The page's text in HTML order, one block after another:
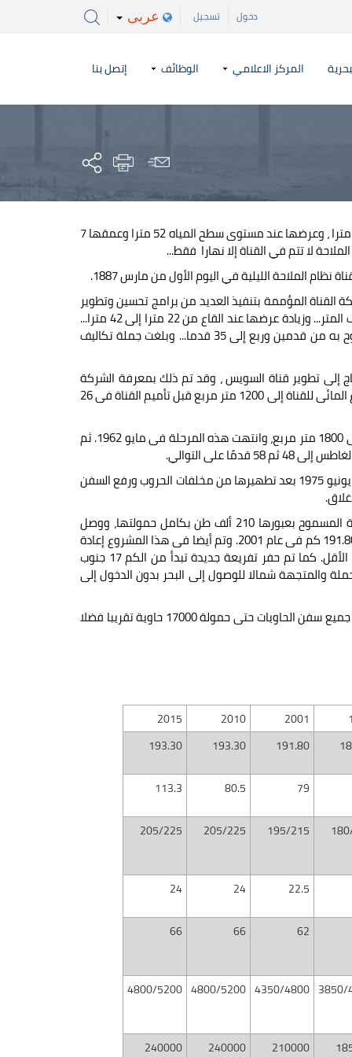
عربى دخول تسجيل
المركز الاعلامي الوظائف إتصل بنا
عند افتتاح القناة للملاحة في السابع عشر من نوفمبر عام 1869 ، كان طولها 164 كيلو مترا ، وعرضها عند مستوى سطح المياه 52 مترا وعمقها 7
القناة الأولى وقيام مصر بتأميمها في عام 1956 قامت شركة القناة المؤممة بتنفيذ العديد من برامج تحسين وتطوير
قناة السويس... وكان من نتائج هذه المشروعات... زيادة عمق القناة إلى 13 مترا ونصف المتر... وزيادة عرضها عند القاع من 22 مترا إلى 42 مترا...
وزيادة القطاع المائي من 304 أمتار مربعة إلى 1250 مترا مربعا... والغاطس المسموح به من قدمين وربع إلى 35 قدما... وبلغت جملة تكاليف
إلى تطوير قناة السويس ، وقد تم ذلك بمعرفة الشركة
العالمية لقناة السويس البحرية حتى وصل غاطس السفن إلى 35 قدمًا، ومساحة القطاع المائى للقناة إلى 1200 متر مربع قبل تأميم القناة فى 26
وتواصل تطوير القناة، حيث زاد الغاطس إلى 38 قدمًا ومساحة القطاع المائى للقناة إلى 1800 متر مربع، وانتهت هذه المرحلة فى مايو 1962. ثم
ثم توقف التطوير بالقناة نتيجة لحرب يونيو 1967 وأعيد فتح القناة للملاحة الدولية فى يونيو 1975 بعد تطهيرها من مخلفات الحروب ورفع السفن
واستمرت الإدارة المصرية بعد ذلك فى مشروعات التطوير حتى بلغت حمولة السفينة المسموح بعبورها 210 ألف طن بكامل حمولتها، ووصل
الغاطس إلى 62 قدمًا ومساحة القطاع المائى إلى 4800 متر مربع وطول القناة إلى 191.80 كم فى عام 2001. وتم أيضا فى هذا المشروع إعادة
تصميم المسارات المنحنية فى القناة ليصل نصف قطر كل منها إلى 5000 متر على الأقل. كما تم حفر تفريعة جديدة تبدأ من الكم 17 جنوب
والمتجهة شمالا للوصول إلى البحر بدون الدخول إلى
ووصل غاطس السفن المسموح لها عبور القناة إلى 66 قدما فى عام 2010، ليستوعب جميع سفن الحاويات حتى حمولة 17000 حاوية تقريبا فضلا
​2001
​2010
2015​​​
​​191.80
​​193.30​
​​193.30​
​79​
​​80.5
​113.3
​​195/215
​​205/225
​​205/225
​​22.5​
​24​
​24
​62​​
66​
66​
3850/
​​4350/4800
4800/5200
4800/5200
​210000​
​240000
​240000